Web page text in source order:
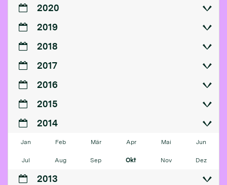
2020
2019
2018
2017
2016
2015
2014
Jan Feb Mär Apr Mai Jun
Jul Aug Sep Okt Nov Dez
2013